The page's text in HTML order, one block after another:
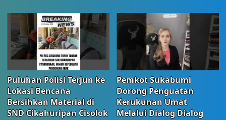
Puluhan Polisi Terjun ke
Lokasi Bencana
Bersihkan Material di
SND Cikahuripan Cisolok
Pemkot Sukabumi
Dorong Penguatan
Kerukunan Umat
Melalui Dialog Dialog